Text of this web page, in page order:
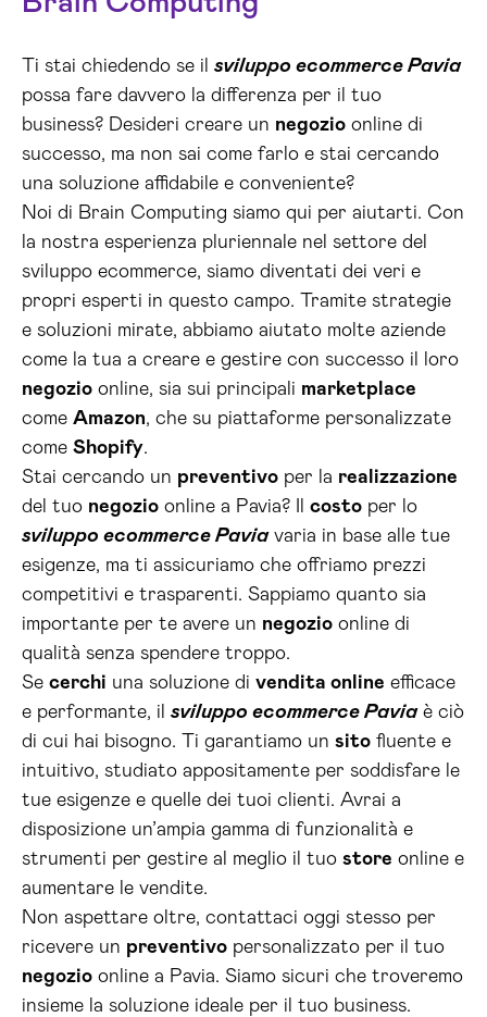
Ti stai chiedendo se il sviluppo ecommerce Pavia
possa fare davvero la differenza per il tuo
business? Desideri creare un negozio online di
successo, ma non sai come farlo e stai cercando
una soluzione affidabile e conveniente?
Noi di Brain Computing siamo qui per aiutarti. Con
la nostra esperienza pluriennale nel settore del
sviluppo ecommerce, siamo diventati dei veri e
propri esperti in questo campo. Tramite strategie
e soluzioni mirate, abbiamo aiutato molte aziende
come la tua a creare e gestire con successo il loro
negozio online, sia sui principali marketplace
come Amazon, che su piattaforme personalizzate
come Shopify.
Stai cercando un preventivo per la realizzazione
del tuo negozio online a Pavia? Il costo per lo
sviluppo ecommerce Paviavaria in base alle tue
esigenze, ma ti assicuriamo che offriamo prezzi
competitivi e trasparenti. Sappiamo quanto sia
importante per te avere un negozio online di
qualità senza spendere troppo.
Se cerchi una soluzione di vendita online efficace
e performante, il sviluppo ecommerce Paviaè ciò
di cui hai bisogno. Ti garantiamo un sito fluente e
intuitivo, studiato appositamente per soddisfare le
tue esigenze e quelle dei tuoi clienti. Avrai a
disposizione un’ampia gamma di funzionalità e
strumenti per gestire al meglio il tuo store online e
aumentare le vendite.
Non aspettare oltre, contattaci oggi stesso per
ricevere un preventivo personalizzato per il tuo
negozio online a Pavia. Siamo sicuri che troveremo
insieme la soluzione ideale per il tuo business.